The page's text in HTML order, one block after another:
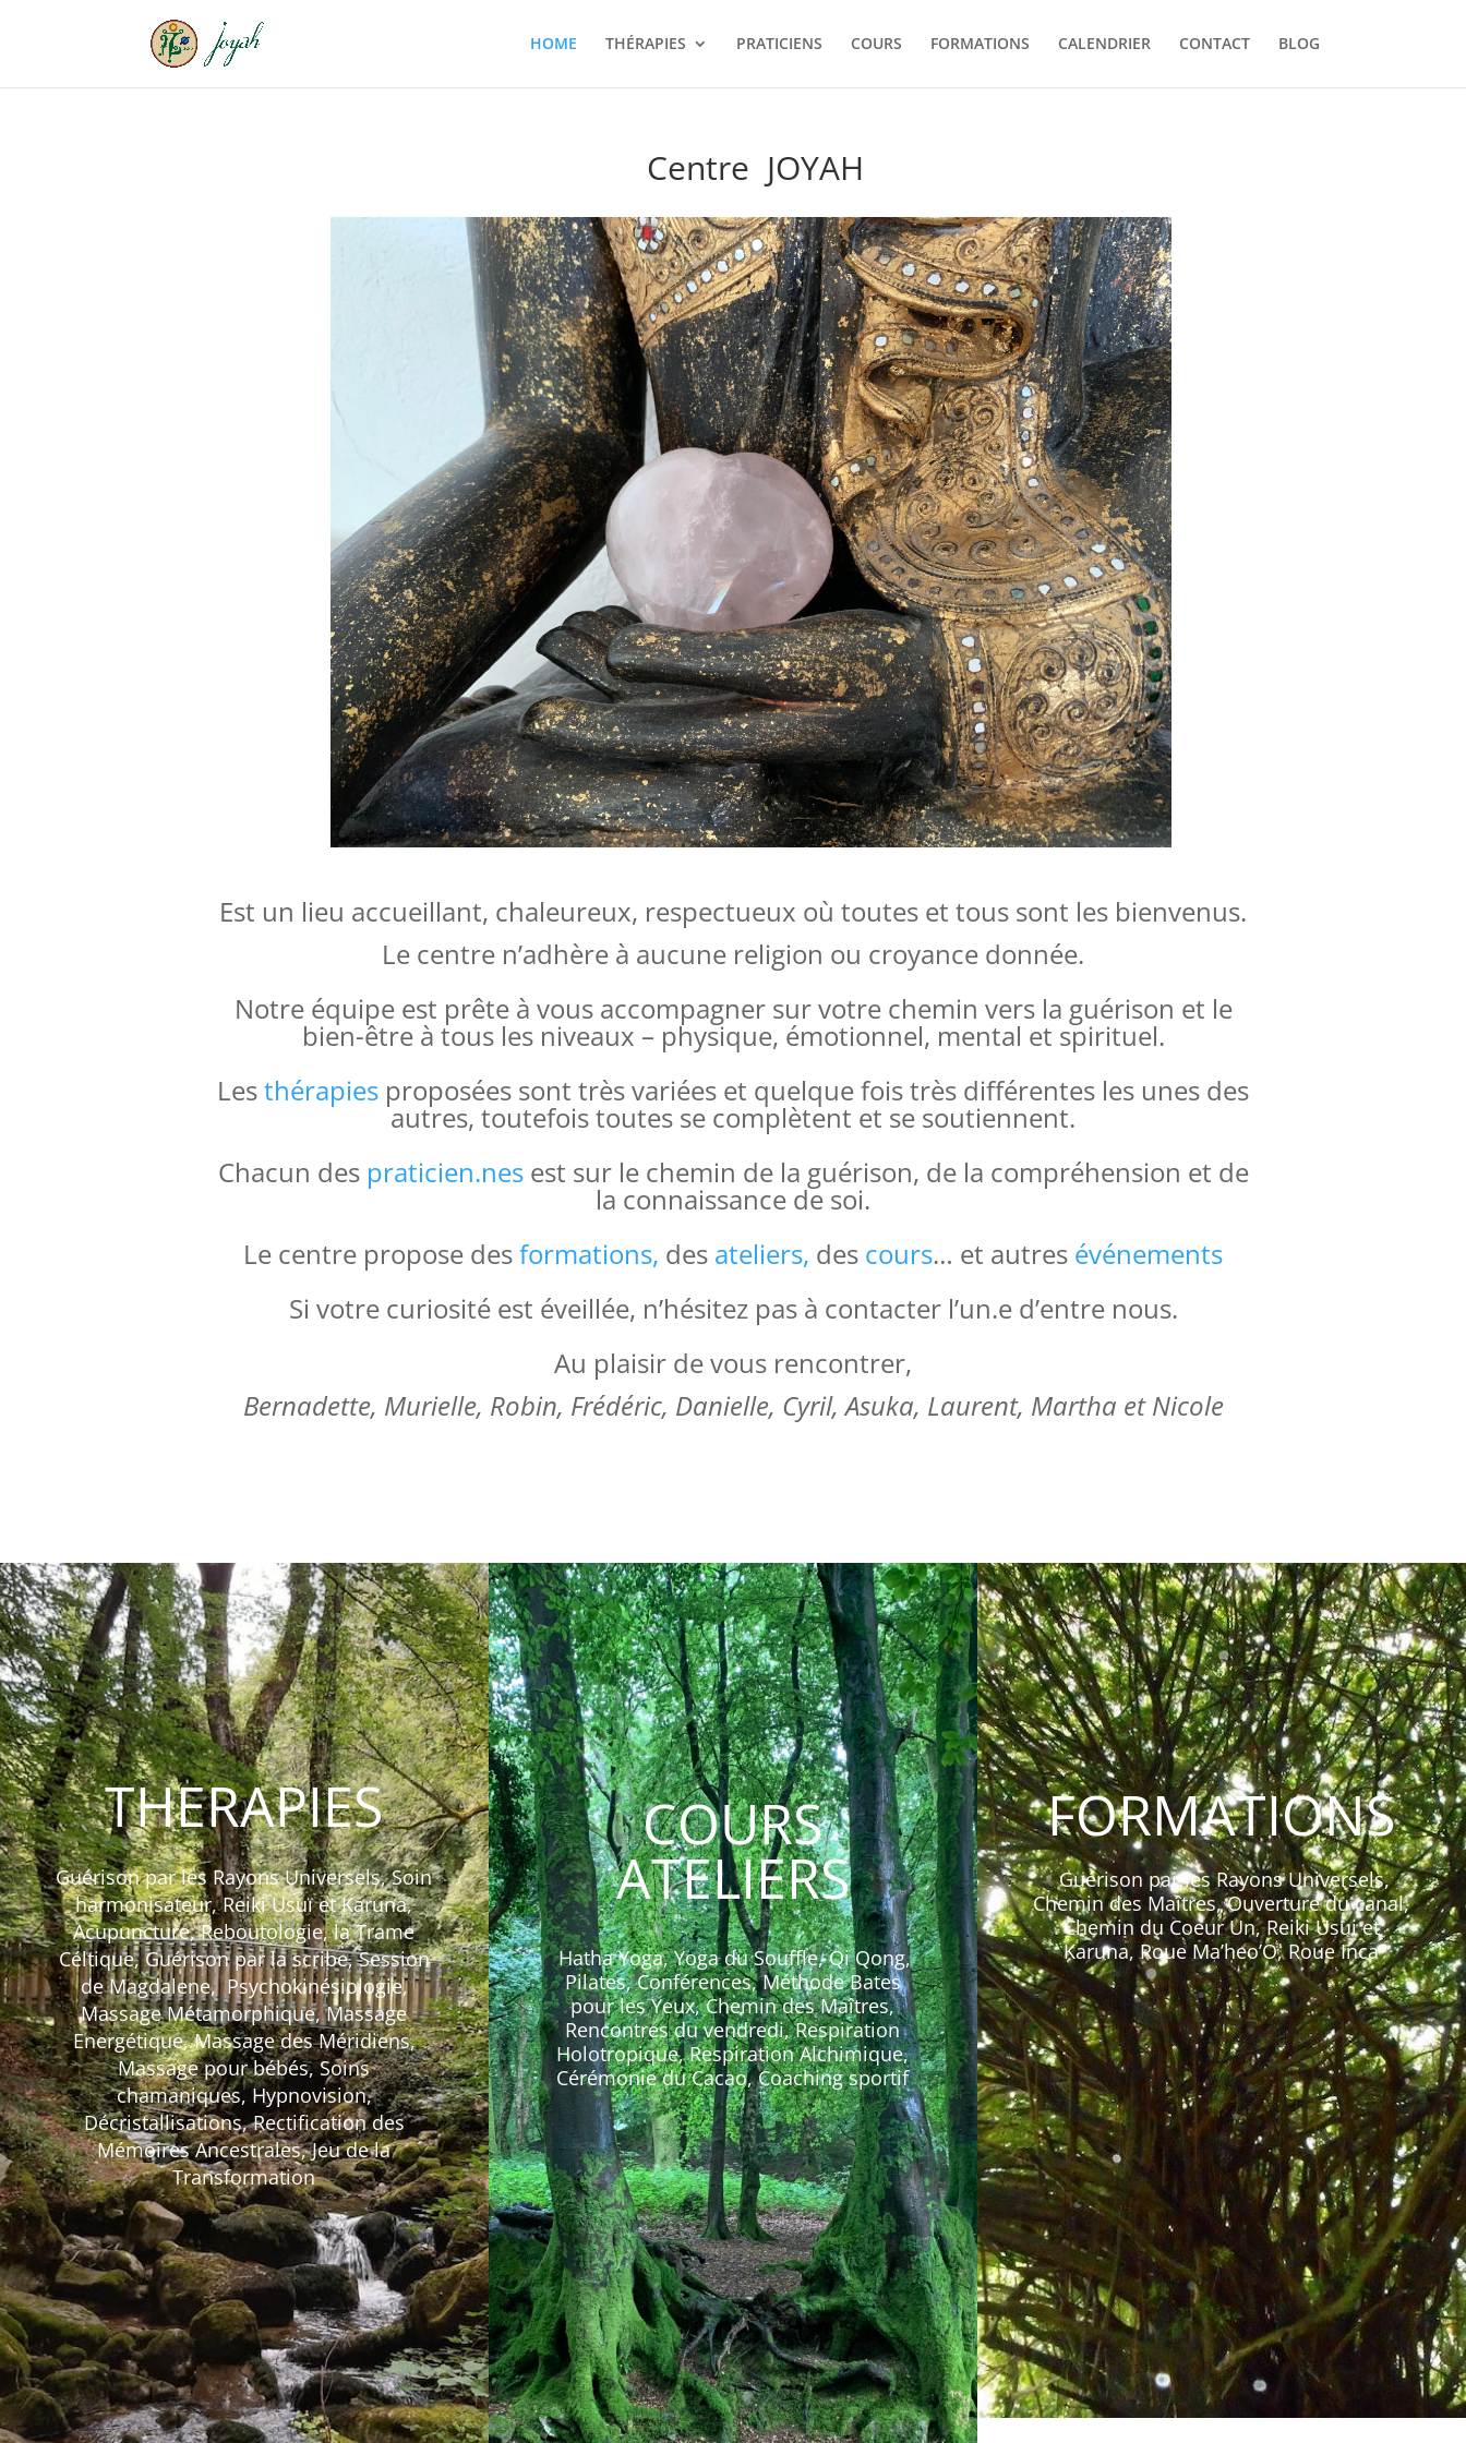
HOME THÉRAPIES PRATICIENS COURS FORMATIONS CALENDRIER CONTACT BLOG
Centre JOYAH
Est un lieu accueillant, chaleureux, respectueux où toutes et tous sont les bienvenus.
Le centre n’adhère à aucune religion ou croyance donnée.
Notre équipe est prête à vous accompagner sur votre chemin vers la guérison et le
bien-être à tous les niveaux – physique, émotionnel, mental et spirituel.
Lesthérapies proposées sont très variées et quelque fois très différentes les unes des
autres, toutefois toutes se complètent et se soutiennent.
Chacun des praticien.nesest sur le chemin de la guérison, de la compréhension et de
la connaissance de soi.
Le centre propose desformations, des ateliers, des cours… et autres événements
Si votre curiosité est éveillée, n’hésitez pas à contacter l’un.e d’entre nous.
Au plaisir de vous rencontrer,
Bernadette, Murielle, Robin, Frédéric, Danielle, Cyril, Asuka, Laurent, Martha et Nicole
THERAPIES
Guérison par les Rayons Universels, Soin
harmonisateur, Reiki Usuï et Karuna,
Acupuncture, Reboutologie, la Trame
Céltique, Guérison par la scribe, Session
de Magdalene, Psychokinésiologie,
Massage Métamorphique, Massage
Energétique, Massage des Méridiens,
Massage pour bébés, Soins
chamaniques, Hypnovision,
Décristallisations, Rectification des
Mémoires Ancestrales, Jeu de la
Transformation
COURS
ATELIERS
Hatha Yoga, Yoga du Souffle, Qi Qong,
Pilates, Conférences, Méthode Bates
pour les Yeux, Chemin des Maîtres,
Rencontres du vendredi, Respiration
Holotropique, Respiration Alchimique,
Cérémonie du Cacao, Coaching sportif
FORMATIONS
Guérison par les Rayons Universels,
Chemin des Maîtres, Ouverture du canal,
Chemin du Coeur Un, Reiki Usui et
Karuna, Roue Ma’heo’O, Roue Inca